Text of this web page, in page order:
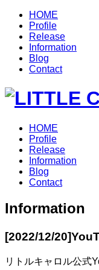
HOME
Profile
Release
Information
Blog
Contact
HOME
Profile
Release
Information
Blog
Contact
Information
[2022/12/20]
リトルキャロル公式